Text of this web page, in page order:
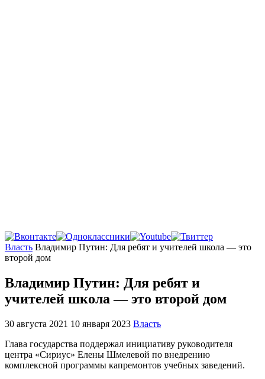
Главная
Власть Владимир Путин: Для ребят и учителей школа — это
второй дом
Владимир Путин: Для ребят и
учителей школа — это второй дом
30 августа 2021 10 января 2023 Власть
Глава государства поддержал инициативу руководителя
центра «Сириус» Елены Шмелевой по внедрению
комплексной программы капремонтов учебных заведений.